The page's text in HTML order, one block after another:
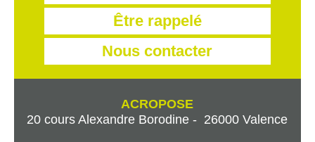
Être rappelé
Nous contacter
ACROPOSE
20 cours Alexandre Borodine - 26000 Valence